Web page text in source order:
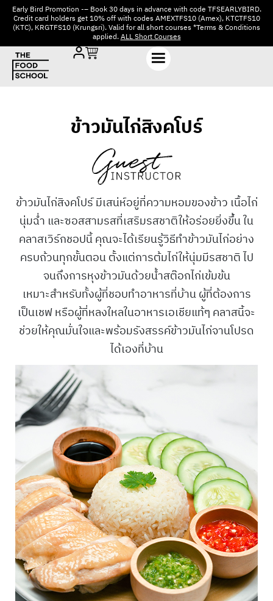
Early Bird Promotion -– Book 30 days in advance with code TFSEARLYBIRD.
Credit card holders get 10% off with codes AMEXTFS10 (Amex), KTCTFS10
(KTC), KRGTFS10 (Krungsri). Valid for all short courses *Terms & Conditions
applied.ALL Short Courses
ข้าวมันไก่สิงคโปร์
ข้าวมันไก่สิงคโปร์ มีเสน่ห์อยู่ที่ความหอมของข้าว เนื้อไก่
นุ่มฉ่ำ และซอสสามรสที่เสริมรสชาติให้อร่อยยิ่งขึ้น ใน
คลาสเวิร์กชอปนี้ คุณจะได้เรียนรู้วิธีทำข้าวมันไก่อย่าง
ครบถ้วนทุกขั้นตอน ตั้งแต่การต้มไก่ให้นุ่มมีรสชาติ ไป
จนถึงการหุงข้าวมันด้วยน้ำสต๊อกไก่เข้มข้น
เหมาะสำหรับทั้งผู้ที่ชอบทำอาหารที่บ้าน ผู้ที่ต้องการ
เป็นเชฟ หรือผู้ที่หลงใหลในอาหารเอเชียแท้ๆ คลาสนี้จะ
ช่วยให้คุณมั่นใจและพร้อมรังสรรค์ข้าวมันไก่จานโปรด
ได้เองที่บ้าน